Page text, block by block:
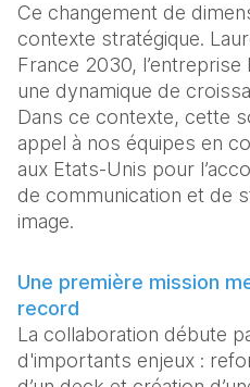
Ce changement de
contexte stratégique.
France 2030, l’entreprise
une dynamique de
Dans ce contexte, cette
appel à nos équipes en
aux Etats-Unis pour
de communication et de
image.
Une première mission
record
La collaboration débute
d'importants enjeux :